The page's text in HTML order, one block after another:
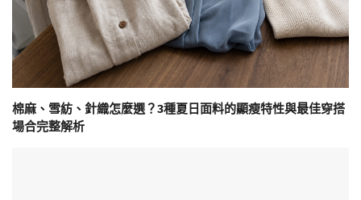
棉麻、雪紡、針織怎麼選？3種夏日面料的顯瘦特性與最佳穿搭
場合完整解析